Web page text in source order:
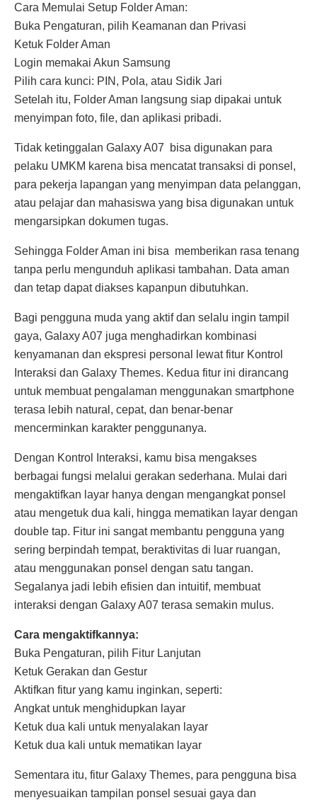
Cara Memulai Setup Folder Aman:
Buka Pengaturan, pilih Keamanan dan Privasi
Ketuk Folder Aman
Login memakai Akun Samsung
Pilih cara kunci: PIN, Pola, atau Sidik Jari
Setelah itu, Folder Aman langsung siap dipakai untuk
menyimpan foto, file, dan aplikasi pribadi.
Tidak ketinggalan Galaxy A07 bisa digunakan para
pelaku UMKM karena bisa mencatat transaksi di ponsel,
para pekerja lapangan yang menyimpan data pelanggan,
atau pelajar dan mahasiswa yang bisa digunakan untuk
mengarsipkan dokumen tugas.
Sehingga Folder Aman ini bisa memberikan rasa tenang
tanpa perlu mengunduh aplikasi tambahan. Data aman
dan tetap dapat diakses kapanpun dibutuhkan.
Bagi pengguna muda yang aktif dan selalu ingin tampil
gaya, Galaxy A07 juga menghadirkan kombinasi
kenyamanan dan ekspresi personal lewat fitur Kontrol
Interaksi dan Galaxy Themes. Kedua fitur ini dirancang
untuk membuat pengalaman menggunakan smartphone
terasa lebih natural, cepat, dan benar-benar
mencerminkan karakter penggunanya.
Dengan Kontrol Interaksi, kamu bisa mengakses
berbagai fungsi melalui gerakan sederhana. Mulai dari
mengaktifkan layar hanya dengan mengangkat ponsel
atau mengetuk dua kali, hingga mematikan layar dengan
double tap. Fitur ini sangat membantu pengguna yang
sering berpindah tempat, beraktivitas di luar ruangan,
atau menggunakan ponsel dengan satu tangan.
Segalanya jadi lebih efisien dan intuitif, membuat
interaksi dengan Galaxy A07 terasa semakin mulus.
Cara mengaktifkannya:
Buka Pengaturan, pilih Fitur Lanjutan
Ketuk Gerakan dan Gestur
Aktifkan fitur yang kamu inginkan, seperti:
Angkat untuk menghidupkan layar
Ketuk dua kali untuk menyalakan layar
Ketuk dua kali untuk mematikan layar
Sementara itu, fitur Galaxy Themes, para pengguna bisa
menyesuaikan tampilan ponsel sesuai gaya dan